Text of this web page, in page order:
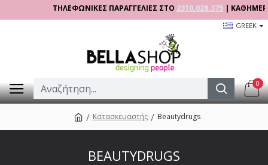
ΤΗΛΕΦΩΝΙΚΕΣ ΠΑΡΑΓΓΕΛΙΕΣ ΣΤΟ2310.028.375| ΚΑΘΗΜΕΡΙΝΑ
GREEK
0
Κατασκευαστής Beautydrugs
BEAUTYDRUGS